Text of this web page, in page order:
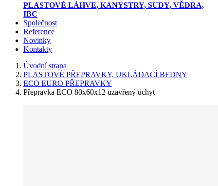
PLASTOVÉ LÁHVE, KANYSTRY, SUDY, VĚDRA,
IBC
Společnost
Reference
Novinky
Kontakty
Úvodní strana
PLASTOVÉ PŘEPRAVKY, UKLÁDACÍ BEDNY
ECO EURO PŘEPRAVKY
Přepravka ECO 80x60x12 uzavřený úchyt